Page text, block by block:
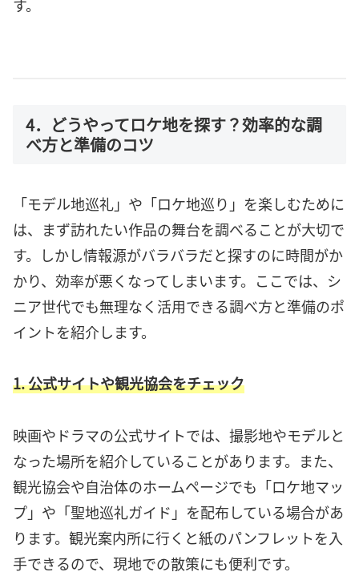
す。
4．どうやってロケ地を探す？効率的な調
べ方と準備のコツ
「モデル地巡礼」や「ロケ地巡り」を楽しむために
は、まず訪れたい作品の舞台を調べることが大切で
す。しかし情報源がバラバラだと探すのに時間がか
かり、効率が悪くなってしまいます。ここでは、シ
ニア世代でも無理なく活用できる調べ方と準備のポ
イントを紹介します。
1. 公式サイトや観光協会をチェック
映画やドラマの公式サイトでは、撮影地やモデルと
なった場所を紹介していることがあります。また、
観光協会や自治体のホームページでも「ロケ地マッ
プ」や「聖地巡礼ガイド」を配布している場合があ
ります。観光案内所に行くと紙のパンフレットを入
手できるので、現地での散策にも便利です。